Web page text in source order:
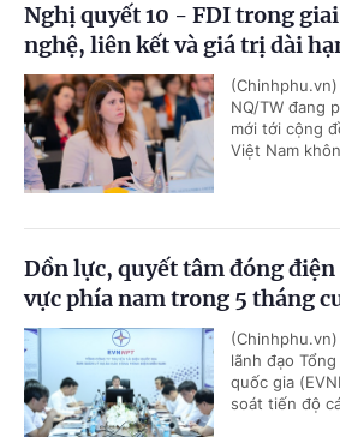
Nghị quyết 10 - FDI trong
nghệ, liên kết và giá trị dài
NQ/TW đang
mới tới cộng
Việt Nam
Dồn lực, quyết tâm đóng điện
vực phía nam trong 5 tháng
lãnh đạo
quốc gia
soát tiến độ